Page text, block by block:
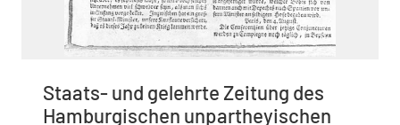
Staats- und gelehrte Zeitung des
Hamburgischen unpartheyischen